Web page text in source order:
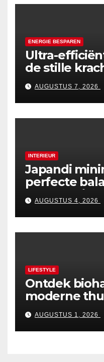
ENERGIE BESPAREN
Ultra-
de stille
AUGUSTUS 7, 2026
INTERIEUR
Japandi
perfecte
en esthetiek
AUGUSTUS 4, 2026
LIFESTYLE
Ontdek
moderne
AUGUSTUS 1, 2026